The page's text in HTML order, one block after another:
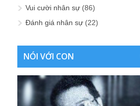
Vui cười nhân sự (86)
Đánh giá nhân sự (22)
NÓI VỚI CON